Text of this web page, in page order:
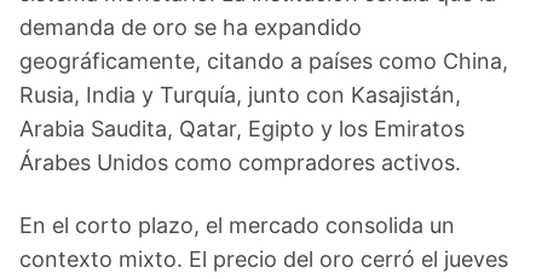
demanda de oro se ha expandido
geográficamente, citando a países como China,
Rusia, India y Turquía, junto con Kasajistán,
Arabia Saudita, Qatar, Egipto y los Emiratos
Árabes Unidos como compradores activos.
En el corto plazo, el mercado consolida un
contexto mixto. El precio del oro cerró el jueves